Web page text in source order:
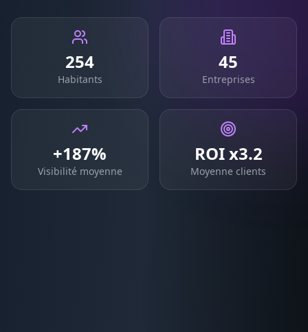
254
Habitants
45
Entreprises
+187%
Visibilité moyenne
ROI x3.2
Moyenne clients